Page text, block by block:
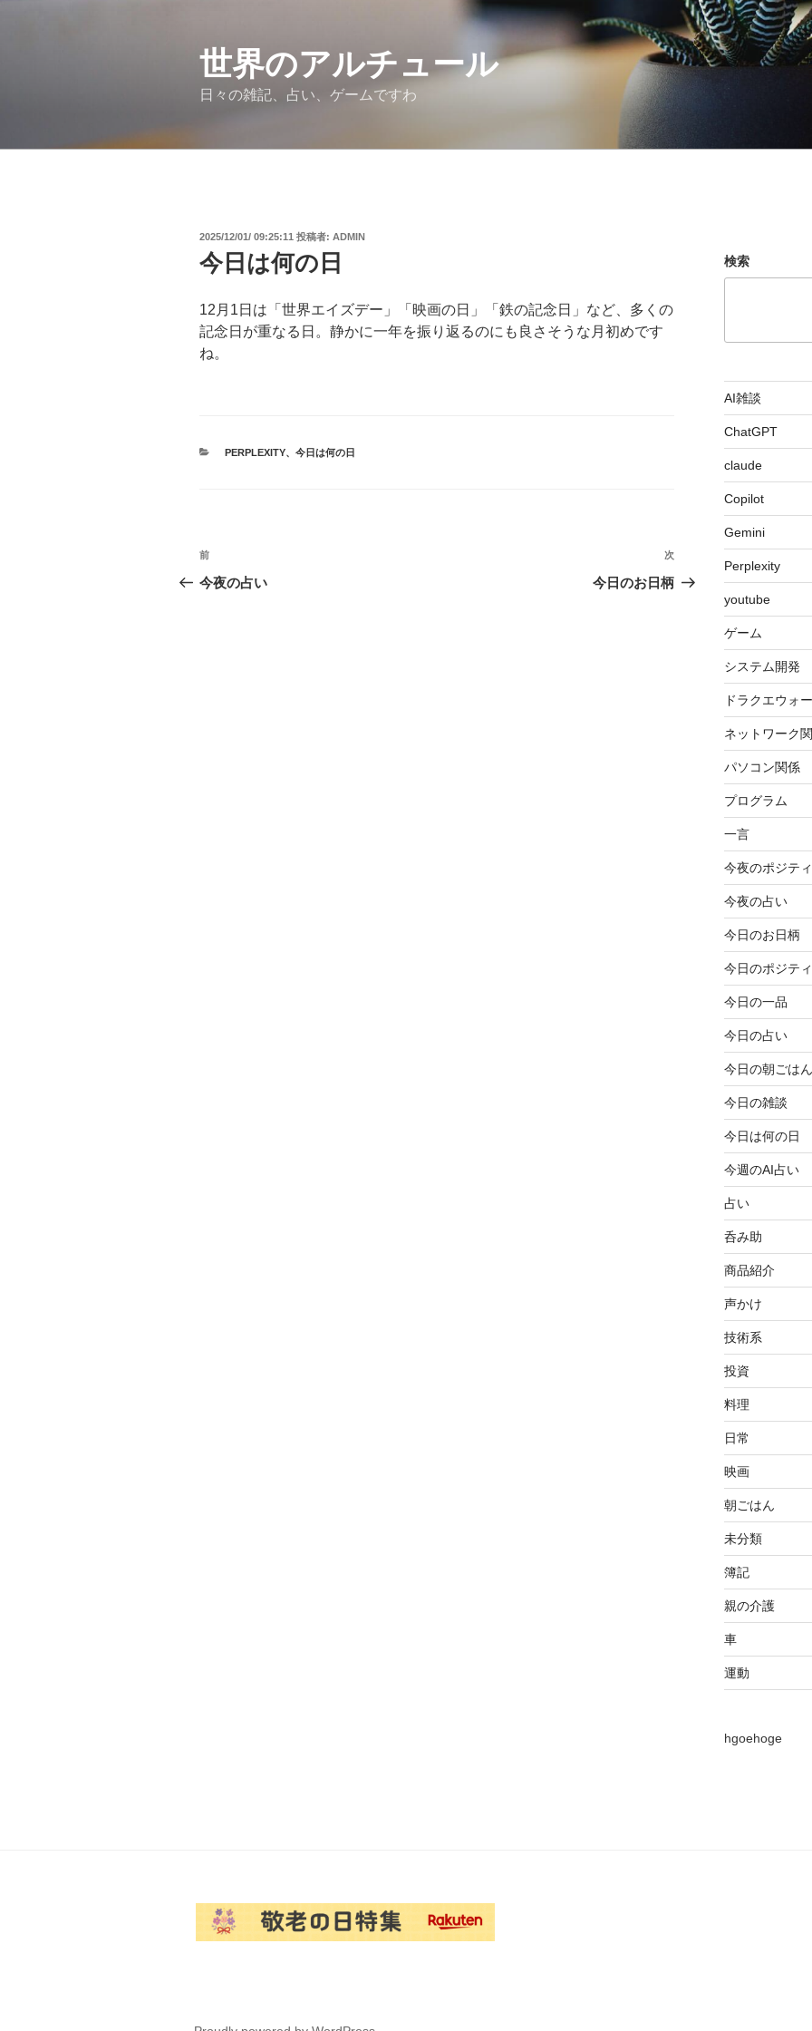
世界のアルチュール
日々の雑記、占い、ゲームですわ
投
日:
2025/12/01/ 09:25:11 投稿者: ADMIN
今日は何の日
12月1日は「世界エイズデー」「映画の日」「鉄の記念日」など、多くの
記念日が重なる日。静かに一年を振り返るのにも良さそうな月初めです
ね。
カ
PERPLEXITY、 今日は何の日
投
稿
前
の
前
今夜の占い
次
の
次
今日のお日柄
検索
AI雑談
ChatGPT
claude
Copilot
Gemini
Perplexity
youtube
ゲーム
システム開発
ドラクエウォ
ネットワーク
パソコン関係
プログラム
一言
今夜のポジテ
今夜の占い
今日のお日柄
今日のポジテ
今日の一品
今日の占い
今日の朝ごはん
今日の雑談
今日は何の日
今週のAI占い
占い
呑み助
商品紹介
声かけ
技術系
投資
料理
日常
映画
朝ごはん
未分類
簿記
親の介護
車
運動
hgoehoge